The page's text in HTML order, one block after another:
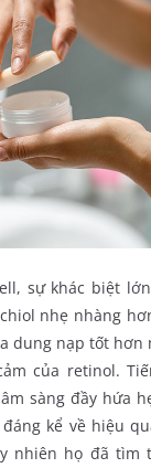
sự khác biệt
nhẹ nhàng
dung nạp tốt hơn
của retinol.
sàng đầy hứa
kể về hiệu
nhiên họ đã tìm